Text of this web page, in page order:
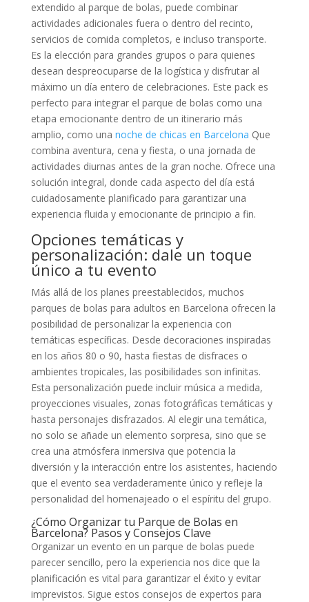
extendido al parque de bolas, puede combinar
actividades adicionales fuera o dentro del recinto,
servicios de comida completos, e incluso transporte.
Es la elección para grandes grupos o para quienes
desean despreocuparse de la logística y disfrutar al
máximo un día entero de celebraciones. Este pack es
perfecto para integrar el parque de bolas como una
etapa emocionante dentro de un itinerario más
amplio, como una noche de chicas en Barcelona Que
combina aventura, cena y fiesta, o una jornada de
actividades diurnas antes de la gran noche. Ofrece una
solución integral, donde cada aspecto del día está
cuidadosamente planificado para garantizar una
experiencia fluida y emocionante de principio a fin.
Opciones temáticas y
personalización: dale un toque
único a tu evento
Más allá de los planes preestablecidos, muchos
parques de bolas para adultos en Barcelona ofrecen la
posibilidad de personalizar la experiencia con
temáticas específicas. Desde decoraciones inspiradas
en los años 80 o 90, hasta fiestas de disfraces o
ambientes tropicales, las posibilidades son infinitas.
Esta personalización puede incluir música a medida,
proyecciones visuales, zonas fotográficas temáticas y
hasta personajes disfrazados. Al elegir una temática,
no solo se añade un elemento sorpresa, sino que se
crea una atmósfera inmersiva que potencia la
diversión y la interacción entre los asistentes, haciendo
que el evento sea verdaderamente único y refleje la
personalidad del homenajeado o el espíritu del grupo.
¿Cómo Organizar tu Parque de Bolas en
Barcelona? Pasos y Consejos Clave
Organizar un evento en un parque de bolas puede
parecer sencillo, pero la experiencia nos dice que la
planificación es vital para garantizar el éxito y evitar
imprevistos. Sigue estos consejos de expertos para